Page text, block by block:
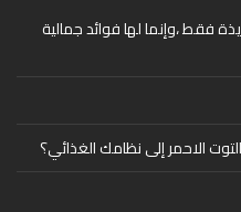
فقط ،وإنما لها فوائد جمالية
الاحمر إلى نظامك الغذائي؟